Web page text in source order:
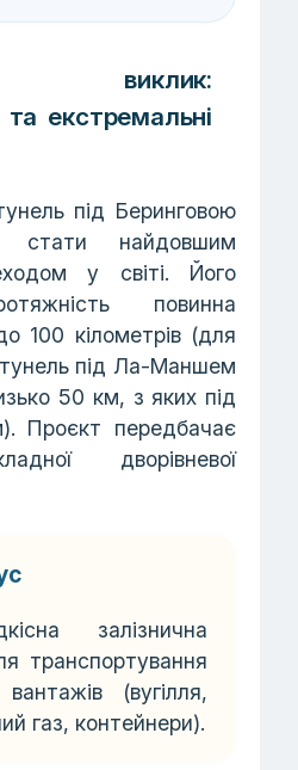
виклик:
екстремальні
під Беринговою
стати найдовшим
у світі. Його
повинна
100 кілометрів (для
під Ла-Маншем
50 км, з яких під
передбачає
дворівневої
залізнична
транспортування
вантажів (вугілля,
газ, контейнери).